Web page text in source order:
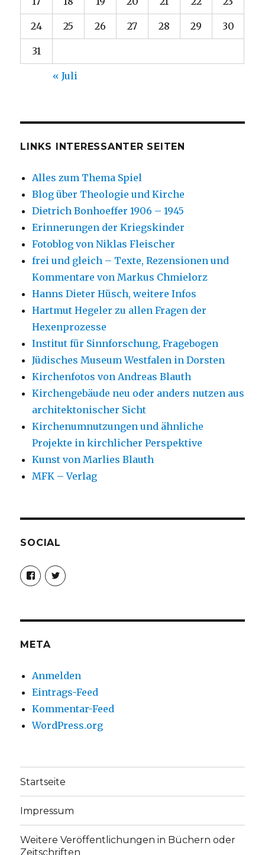
24 25 26 27 28 29 30
31
« Juli
LINKS INTERESSANTER SEITEN
Alles zum Thema Spiel
Blog über Theologie und Kirche
Dietrich Bonhoeffer 1906 – 1945
Erinnerungen der Kriegskinder
Fotoblog von Niklas Fleischer
frei und gleich – Texte, Rezensionen und
Kommentare von Markus Chmielorz
Hanns Dieter Hüsch, weitere Infos
Hartmut Hegeler zu allen Fragen der
Hexenprozesse
Institut für Sinnforschung, Fragebogen
Jüdisches Museum Westfalen in Dorsten
Kirchenfotos von Andreas Blauth
Kirchengebäude neu oder anders nutzen aus
architektonischer Sicht
Kirchenumnutzungen und ähnliche
Projekte in kirchlicher Perspektive
Kunst von Marlies Blauth
MFK – Verlag
SOCIAL
Profil
von
christoph.fleischer1
anzeigen
Profil
von
anzeigen
META
Anmelden
Eintrags-Feed
Kommentar-Feed
WordPress.org
Startseite
Impressum
Weitere Veröffentlichungen in Büchern oder
Zeitschriften